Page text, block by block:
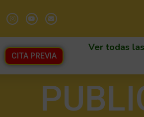
CITA PREVIA
Ver todas